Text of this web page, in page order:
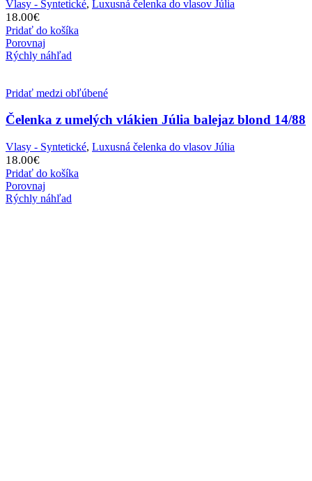
Vlasy - Syntetické, Luxusná čelenka do vlasov Júlia
18.00€
Pridať do košíka
Porovnaj
Rýchly náhľad
Pridať medzi obľúbené
Čelenka z umelých vlákien Júlia balejaz blond 14/88
Vlasy - Syntetické, Luxusná čelenka do vlasov Júlia
18.00€
Pridať do košíka
Porovnaj
Rýchly náhľad